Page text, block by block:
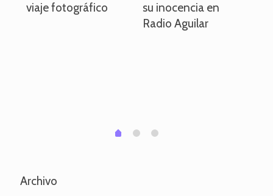
viaje fotográfico
su inocencia en
Radio Aguilar
0 1 2
Archivo